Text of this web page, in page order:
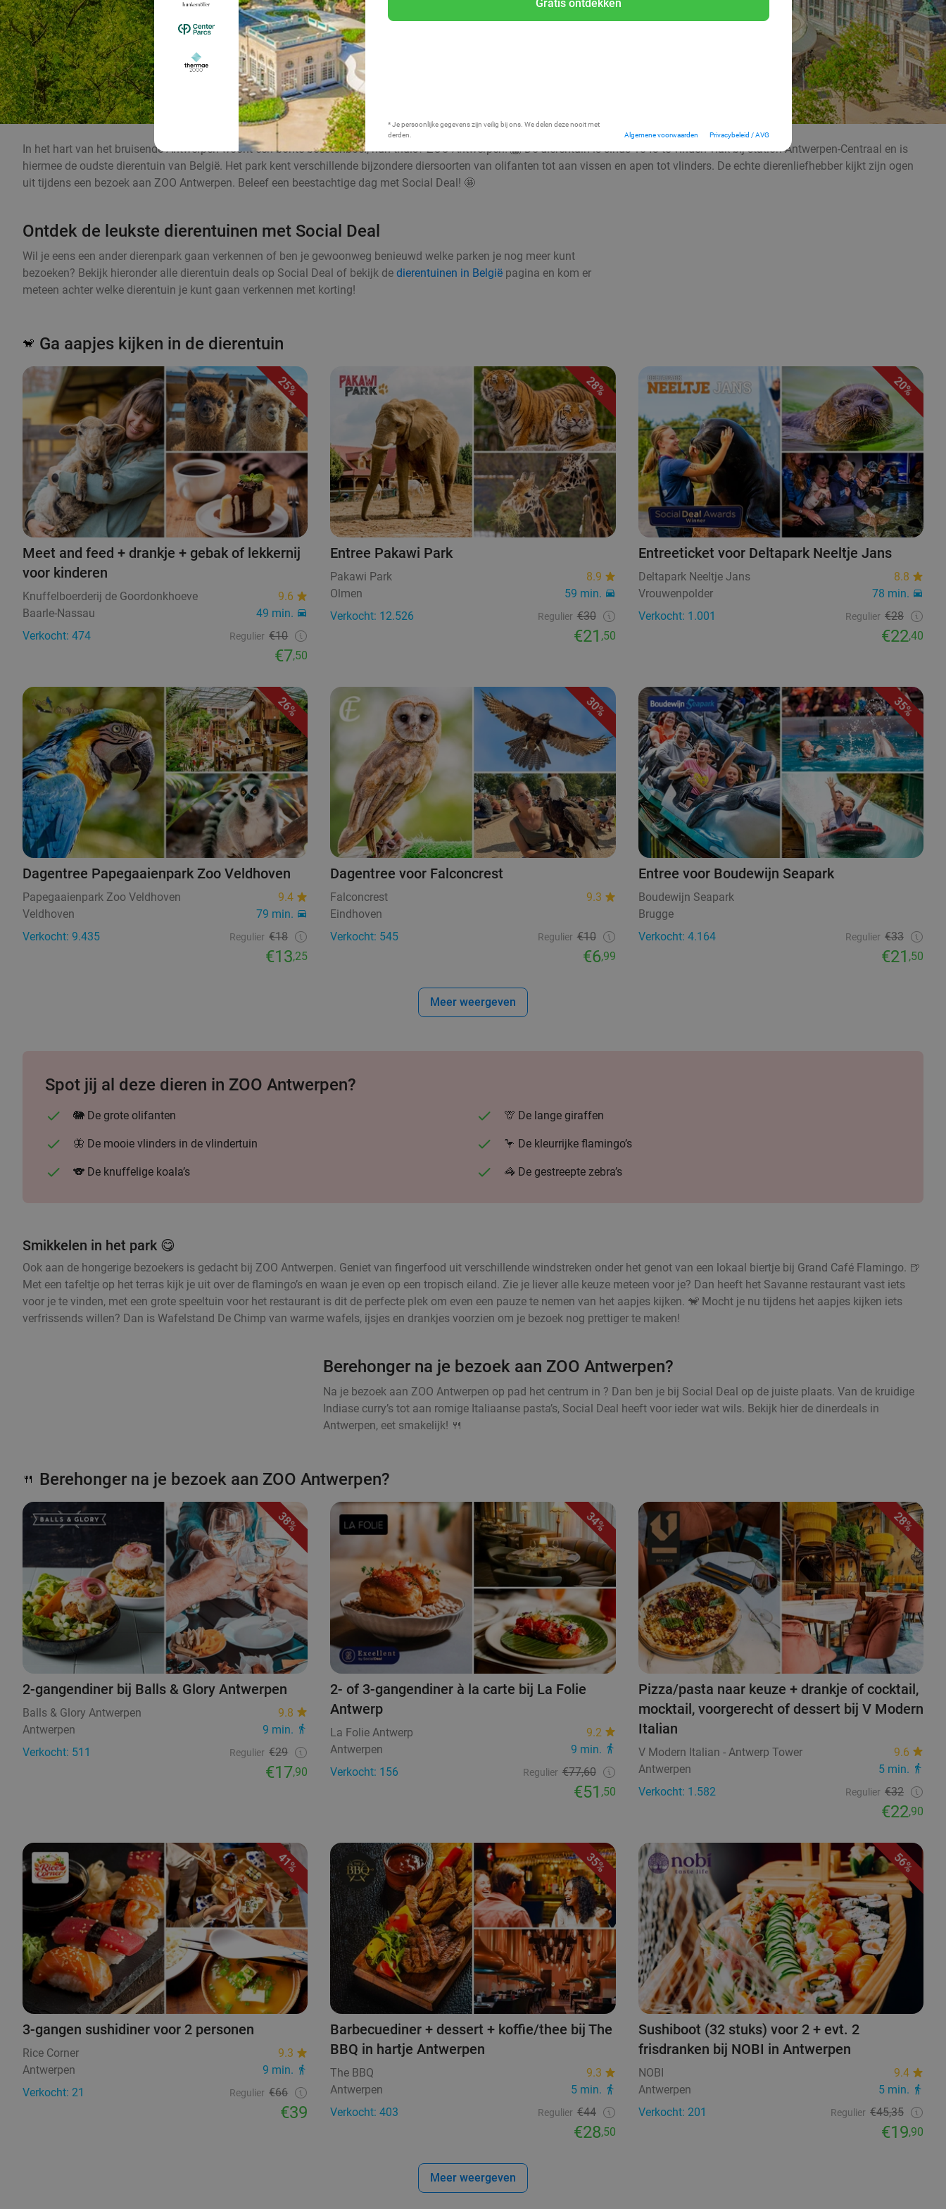
Gratis ontdekken
* Je persoonlijke gegevens zijn veilig bij ons. We delen deze nooit met
derden.
Algemene voorwaarden Privacybeleid / AVG
In het hart van het bruisende Antwerpen woont een bonte beestenboel, hun thuis? ZOO Antwerpen! 🦁 De dierentuin is sinds 1843 te vinden vlak bij station Antwerpen-Centraal en is
hiermee de oudste dierentuin van België. Het park kent verschillende bijzondere diersoorten van olifanten tot aan vissen en apen tot vlinders. De echte dierenliefhebber kijkt zijn ogen
uit tijdens een bezoek aan ZOO Antwerpen. Beleef een beestachtige dag met Social Deal! 🤩
Ontdek de leukste dierentuinen met Social Deal
Wil je eens een ander dierenpark gaan verkennen of ben je gewoonweg benieuwd welke parken je nog meer kunt
bezoeken? Bekijk hieronder alle dierentuin deals op Social Deal of bekijk de dierentuinen in België pagina en kom er
meteen achter welke dierentuin je kunt gaan verkennen met korting!
🐒 Ga aapjes kijken in de dierentuin
25%
Meet and feed + drankje + gebak of lekkernij
voor kinderen
Knuffelboerderij de Goordonkhoeve
9.6
Baarle-Nassau
49 min.
Verkocht: 474
Regulier €10
€7,50
28%
Entree Pakawi Park
Pakawi Park
8.9
Olmen
59 min.
Verkocht: 12.526
Regulier €30
€21 ,50
20%
Entreeticket voor Deltapark Neeltje Jans
Deltapark Neeltje Jans
8.8
Vrouwenpolder
78 min.
Verkocht: 1.001
Regulier €28
€22,40
26%
Dagentree Papegaaienpark Zoo Veldhoven
Papegaaienpark Zoo Veldhoven
9.4
Veldhoven
79 min.
Verkocht: 9.435
Regulier €18
€13,25
30%
Dagentree voor Falconcrest
Falconcrest
9.3
Eindhoven
Verkocht: 545
Regulier €10
€6,99
35%
Entree voor Boudewijn Seapark
Boudewijn Seapark
Brugge
Verkocht: 4.164
Regulier €33
€21 ,50
Meer weergeven
Spot jij al deze dieren in ZOO Antwerpen?
🐘 De grote olifanten
🦋 De mooie vlinders in de vlindertuin
🐨 De knuffelige koala’s
🦒 De lange giraffen
🦩 De kleurrijke flamingo’s
🦓 De gestreepte zebra’s
Smikkelen in het park 😋
Ook aan de hongerige bezoekers is gedacht bij ZOO Antwerpen. Geniet van fingerfood uit verschillende windstreken onder het genot van een lokaal biertje bij Grand Café Flamingo. 🍺
Met een tafeltje op het terras kijk je uit over de flamingo’s en waan je even op een tropisch eiland. Zie je liever alle keuze meteen voor je? Dan heeft het Savanne restaurant vast iets
voor je te vinden, met een grote speeltuin voor het restaurant is dit de perfecte plek om even een pauze te nemen van het aapjes kijken. 🐒 Mocht je nu tijdens het aapjes kijken iets
verfrissends willen? Dan is Wafelstand De Chimp van warme wafels, ijsjes en drankjes voorzien om je bezoek nog prettiger te maken!
Berehonger na je bezoek aan ZOO Antwerpen?
Na je bezoek aan ZOO Antwerpen op pad het centrum in ? Dan ben je bij Social Deal op de juiste plaats. Van de kruidige
Indiase curry’s tot aan romige Italiaanse pasta’s, Social Deal heeft voor ieder wat wils. Bekijk hier de dinerdeals in
Antwerpen, eet smakelijk! 🍴
🍴 Berehonger na je bezoek aan ZOO Antwerpen?
38%
2-gangendiner bij Balls & Glory Antwerpen
Balls & Glory Antwerpen
9.8
Antwerpen
9 min.
Verkocht: 511
Regulier €29
€17,90
34%
2- of 3-gangendiner à la carte bij La Folie
Antwerp
La Folie Antwerp
9.2
Antwerpen
9 min.
Verkocht: 156
Regulier €77,60
€51 ,50
28%
Pizza/pasta naar keuze + drankje of cocktail,
mocktail, voorgerecht of dessert bij V Modern
Italian
V Modern Italian - Antwerp Tower
9.6
Antwerpen
5 min.
Verkocht: 1.582
Regulier €32
€22,90
41%
3-gangen sushidiner voor 2 personen
Rice Corner
9.3
Antwerpen
9 min.
Verkocht: 21
Regulier €66
€39
35%
Barbecuediner + dessert + koffie/thee bij The
BBQ in hartje Antwerpen
The BBQ
9.3
Antwerpen
5 min.
Verkocht: 403
Regulier €44
€28,50
56%
Sushiboot (32 stuks) voor 2 + evt. 2
frisdranken bij NOBI in Antwerpen
NOBI
9.4
Antwerpen
5 min.
Verkocht: 201
Regulier €45,35
€19,90
Meer weergeven